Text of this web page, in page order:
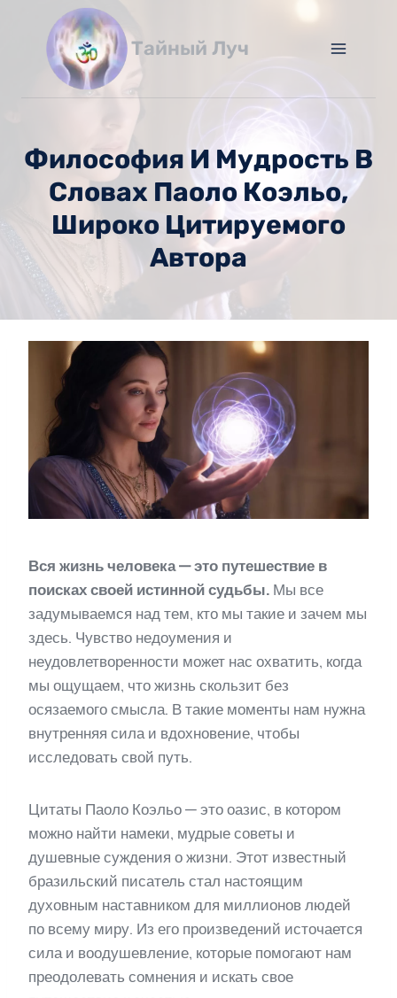
содержимому
Тайный Луч
Философия И Мудрость В
Словах Паоло Коэльо,
Широко Цитируемого
Автора
Вся жизнь человека — это путешествие в
поисках своей истинной судьбы. Мы все
задумываемся над тем, кто мы такие и зачем мы
здесь. Чувство недоумения и
неудовлетворенности может нас охватить, когда
мы ощущаем, что жизнь скользит без
осязаемого смысла. В такие моменты нам нужна
внутренняя сила и вдохновение, чтобы
исследовать свой путь.
Цитаты Паоло Коэльо — это оазис, в котором
можно найти намеки, мудрые советы и
душевные суждения о жизни. Этот известный
бразильский писатель стал настоящим
духовным наставником для миллионов людей
по всему миру. Из его произведений источается
сила и воодушевление, которые помогают нам
преодолевать сомнения и искать свое